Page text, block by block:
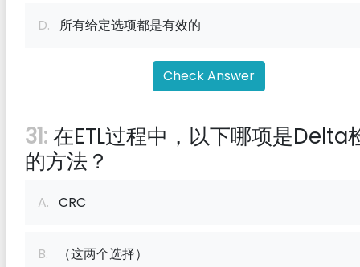
D. 所有给定选项都是有效的
Check Answer
31:在ETL过程中，以下哪项是Delta
的方法？
A. CRC
B. （这两个选择）